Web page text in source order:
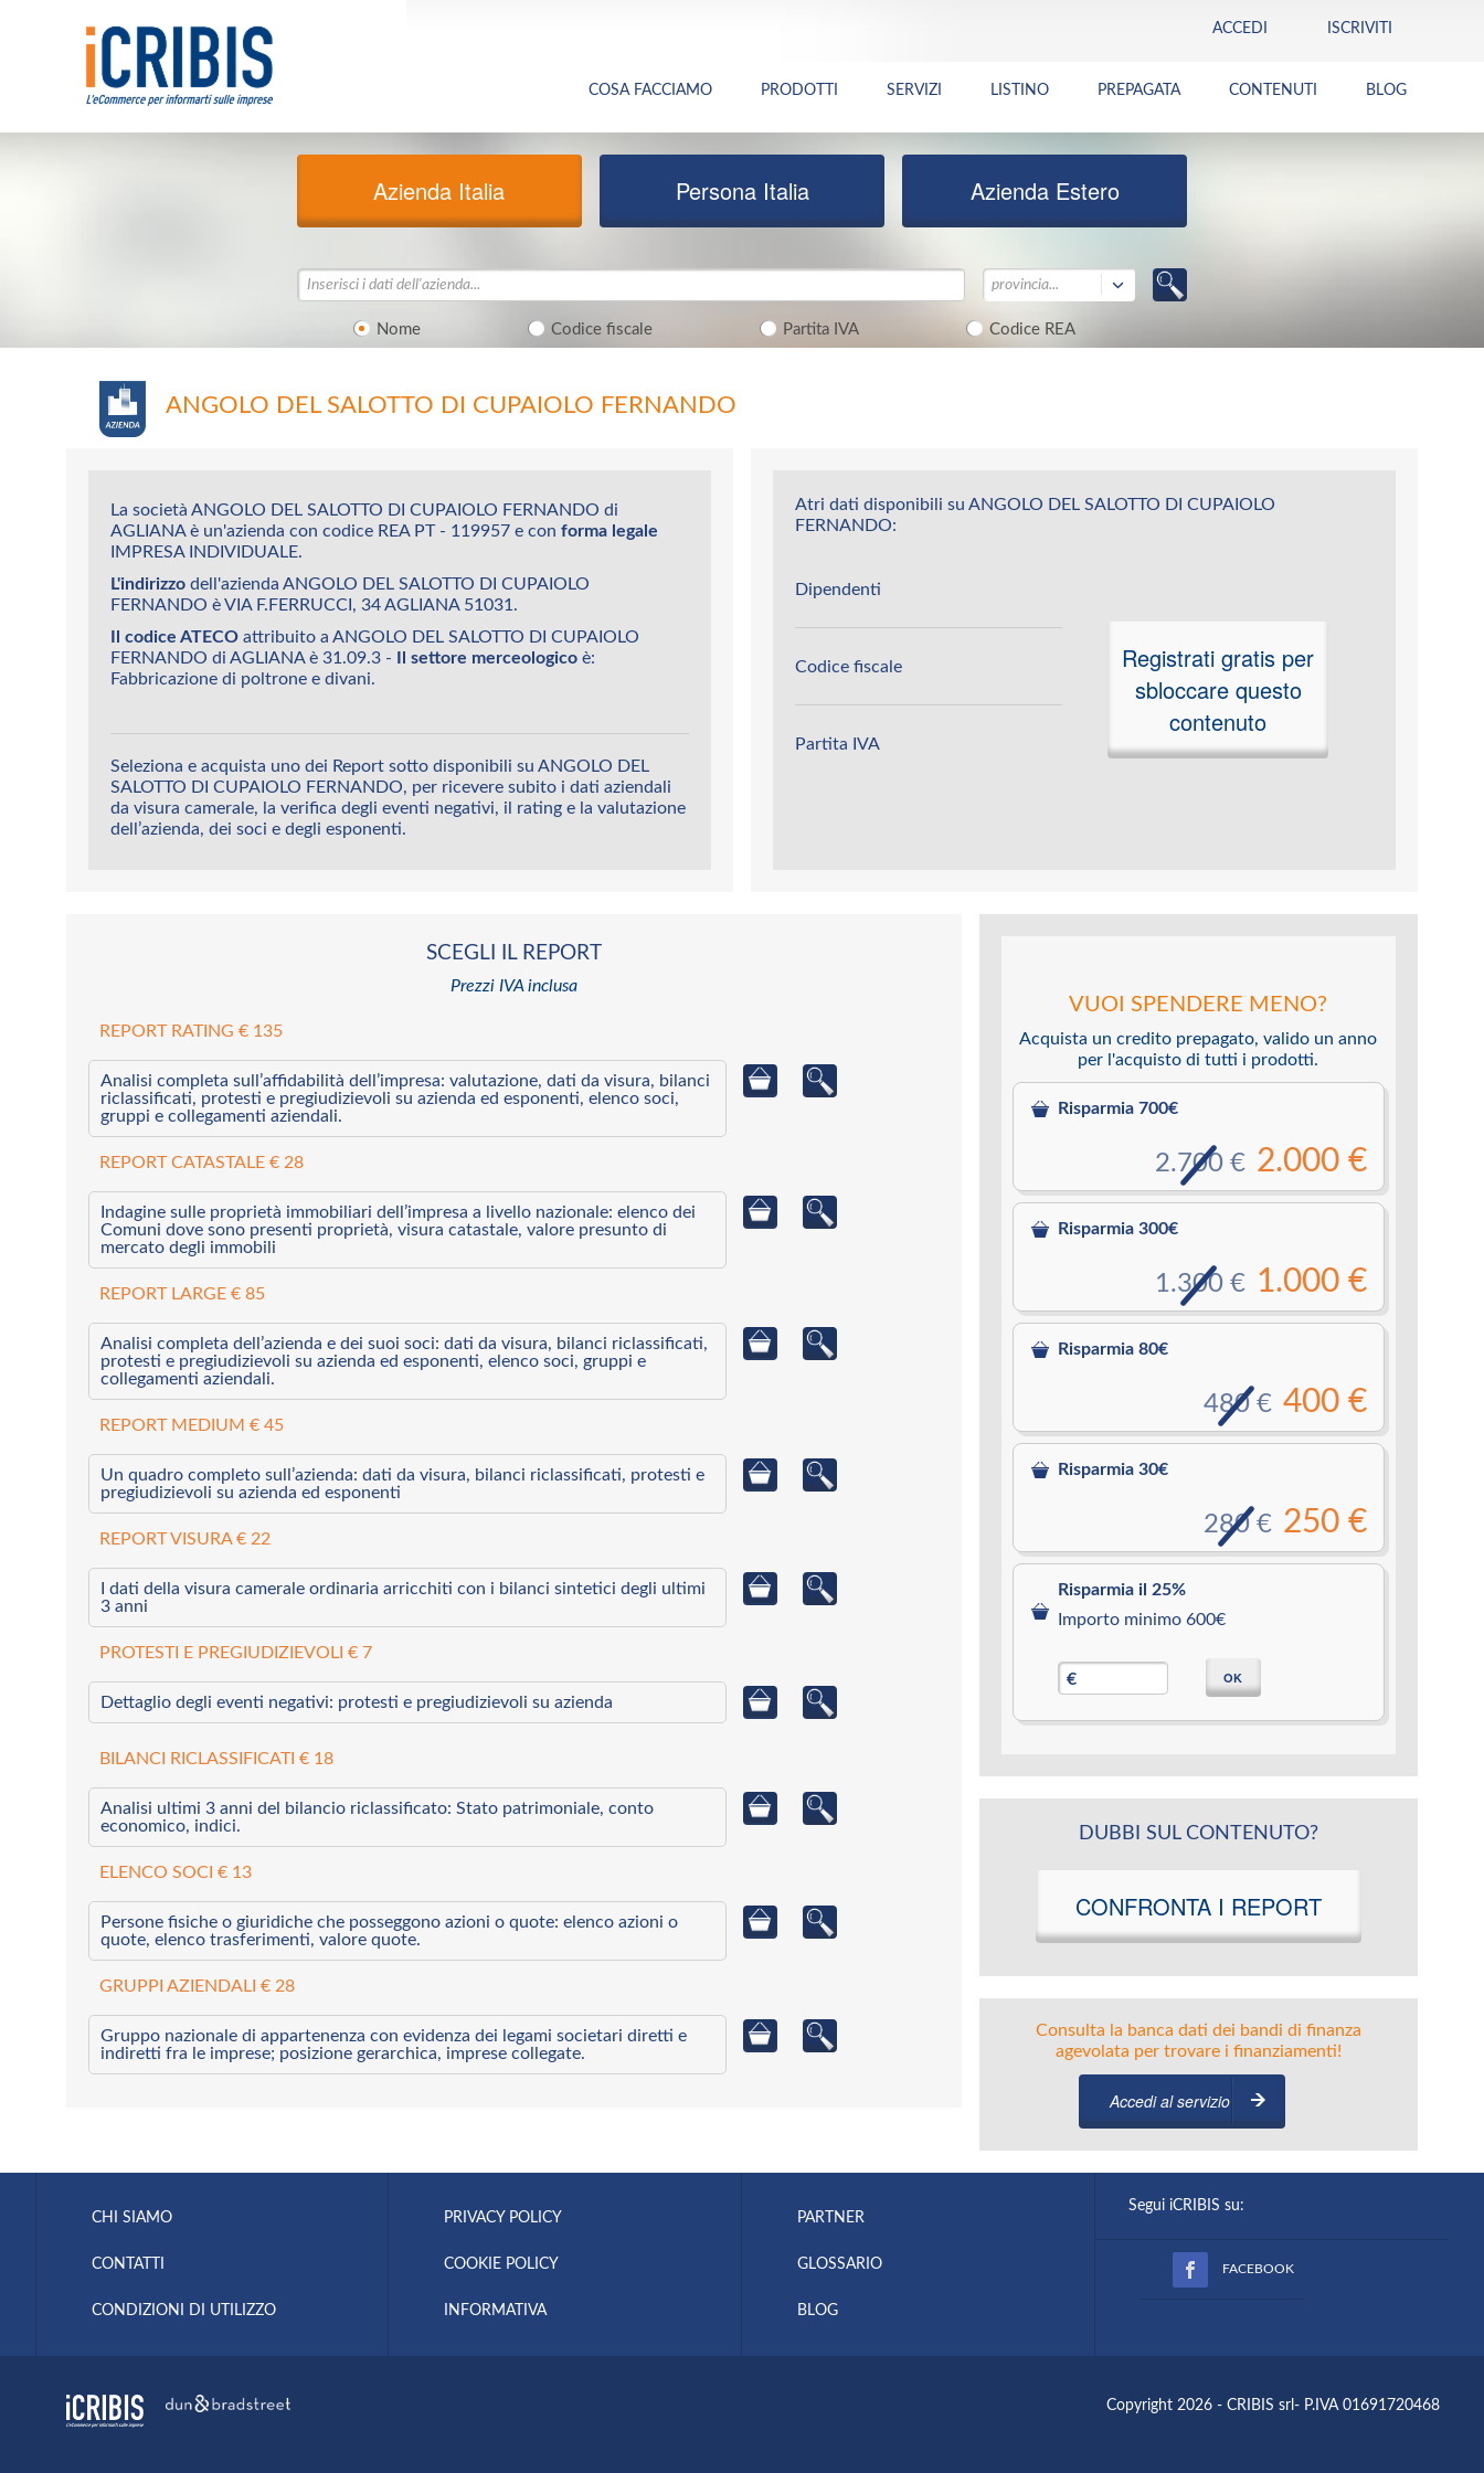
ACCEDI ISCRIVITI
COSA FACCIAMO PRODOTTI SERVIZI LISTINO PREPAGATA CONTENUTI BLOG
Azienda Italia Persona Italia Azienda Estero
Nome Codice fiscale Partita IVA Codice REA
provincia...
ANGOLO DEL SALOTTO DI CUPAIOLO FERNANDO
La società ANGOLO DEL SALOTTO DI CUPAIOLO FERNANDO di
AGLIANA è un'azienda con codice REA PT - 119957 e con forma legale
IMPRESA INDIVIDUALE.
L'indirizzo dell'azienda ANGOLO DEL SALOTTO DI CUPAIOLO
FERNANDO è VIA F.FERRUCCI, 34 AGLIANA 51031.
Il codice ATECO attribuito a ANGOLO DEL SALOTTO DI CUPAIOLO
FERNANDO di AGLIANA è 31.09.3 -
Il settore merceologico è:
Fabbricazione di poltrone e divani.
Seleziona e acquista uno dei Report sotto disponibili su ANGOLO DEL
SALOTTO DI CUPAIOLO FERNANDO, per ricevere subito i dati aziendali
da visura camerale, la verifica degli eventi negativi, il rating e la valutazione
dell’azienda, dei soci e degli esponenti.
Atri dati disponibili su ANGOLO DEL SALOTTO DI CUPAIOLO
FERNANDO:
Dipendenti
Codice fiscale
Partita IVA
Registrati gratis per
sbloccare questo
contenuto
SCEGLI IL REPORT
Prezzi IVA inclusa
REPORT RATING € 135
Analisi completa sull’affidabilità dell’impresa: valutazione, dati da visura, bilanci
riclassificati, protesti e pregiudizievoli su azienda ed esponenti, elenco soci,
gruppi e collegamenti aziendali.
REPORT CATASTALE € 28
Indagine sulle proprietà immobiliari dell’impresa a livello nazionale: elenco dei
Comuni dove sono presenti proprietà, visura catastale, valore presunto di
mercato degli immobili
REPORT LARGE € 85
Analisi completa dell’azienda e dei suoi soci: dati da visura, bilanci riclassificati,
protesti e pregiudizievoli su azienda ed esponenti, elenco soci, gruppi e
collegamenti aziendali.
REPORT MEDIUM € 45
Un quadro completo sull’azienda: dati da visura, bilanci riclassificati, protesti e
pregiudizievoli su azienda ed esponenti
REPORT VISURA € 22
I dati della visura camerale ordinaria arricchiti con i bilanci sintetici degli ultimi
3 anni
PROTESTI E PREGIUDIZIEVOLI € 7
Dettaglio degli eventi negativi: protesti e pregiudizievoli su azienda
BILANCI RICLASSIFICATI € 18
Analisi ultimi 3 anni del bilancio riclassificato: Stato patrimoniale, conto
economico, indici.
ELENCO SOCI € 13
Persone fisiche o giuridiche che posseggono azioni o quote: elenco azioni o
quote, elenco trasferimenti, valore quote.
GRUPPI AZIENDALI € 28
Gruppo nazionale di appartenenza con evidenza dei legami societari diretti e
indiretti fra le imprese; posizione gerarchica, imprese collegate.
VUOI SPENDERE MENO?
Acquista un credito prepagato, valido un anno
per l'acquisto di tutti i prodotti.
Risparmia 700€
2.000 €
2.700 €
Risparmia 300€
1.000 €
1.300 €
Risparmia 80€
400 €
480 €
Risparmia 30€
250 €
280 €
Risparmia il 25%
Importo minimo 600€
€ OK
DUBBI SUL CONTENUTO?
CONFRONTA I REPORT
Consulta la banca dati dei bandi di finanza
agevolata per trovare i finanziamenti!
Accedi al servizio
CHI SIAMO
CONTATTI
CONDIZIONI DI UTILIZZO
PRIVACY POLICY
COOKIE POLICY
INFORMATIVA
PARTNER
GLOSSARIO
BLOG
Segui iCRIBIS su:
FACEBOOK
Copyright 2026 - CRIBIS srl- P.IVA 01691720468